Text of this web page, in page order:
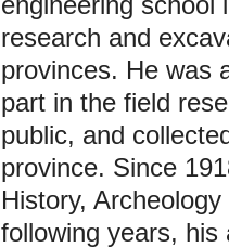
research and
provinces. He was
part in the field
public, and
province. Since
History,
following years,